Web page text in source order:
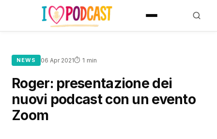
NEWS 06 Apr 2021⏱ 1 min
Roger: presentazione dei
nuovi podcast con un evento
Zoom